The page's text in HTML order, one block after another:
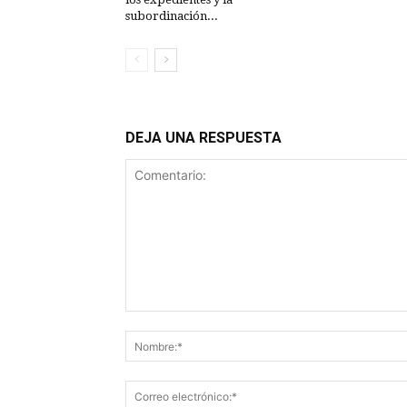
subordinación...
DEJA UNA RESPUESTA